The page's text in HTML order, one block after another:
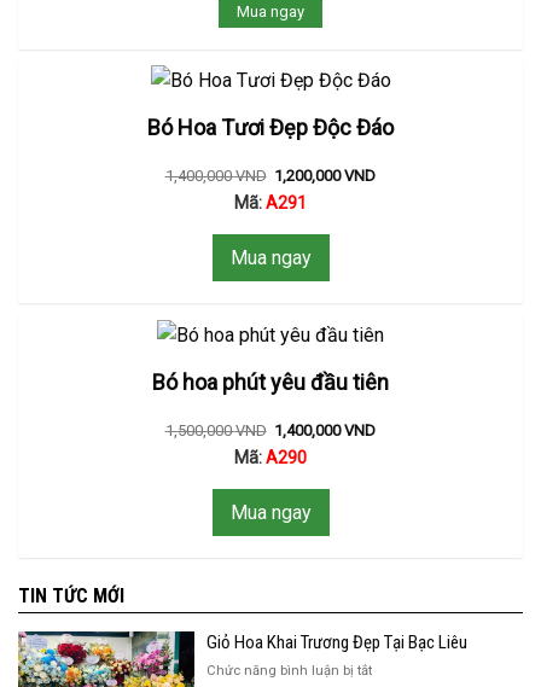
Mua ngay
Bó Hoa Tươi Đẹp Độc Đáo
1,400,000VND 1,200,000VND
Mã:A291
Mua ngay
Bó hoa phút yêu đầu tiên
1,500,000VND 1,400,000VND
Mã:A290
Mua ngay
TIN TỨC MỚI
Giỏ Hoa Khai Trương Đẹp Tại Bạc Liêu
Chức năng bình luận bị tắtở